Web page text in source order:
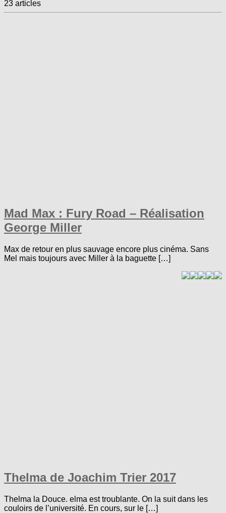
23 articles
Mad Max : Fury Road – Réalisation
George Miller
Max de retour en plus sauvage encore plus cinéma. Sans
Mel mais toujours avec Miller à la baguette […]
Thelma de Joachim Trier 2017
Thelma la Douce. elma est troublante. On la suit dans les
couloirs de l’université. En cours, sur le […]